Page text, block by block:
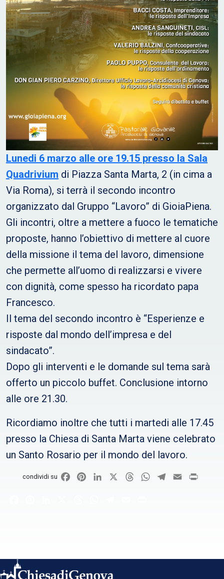
Lunedi 6 marzo alle ore 19.15 presso la Sala
Quadrivium di Piazza Santa Marta, 2 (in cima a
Via Roma), si terrà il secondo incontro
organizzato dal Gruppo “Lavoro” di GioiaPiena.
Gli incontri, oltre a mettere a fuoco le tematiche
proposte, hanno l’obiettivo di mettere al cuore
della missione il tema del lavoro, dimensione
che permette all’uomo di realizzarsi e vivere
con dignità, come spesso ha ricordato papa
Francesco.
Il tema del secondo incontro è “Esperienze e
risposte dal mondo dell’impresa e del
sindacato”.
Dopo gli interventi e le domande sul tema sarà
offerto un piccolo buffet. Conclusione intorno
alle ore 21.30.
Ricordiamo inoltre che tutti i martedi alle 17.45
presso la Chiesa di Santa Marta viene celebrato
un Santo Rosario per il mondo del lavoro.
condividi su FacebookPinterestLinkedIn ThreadsWhatsApp
Telegram
Email